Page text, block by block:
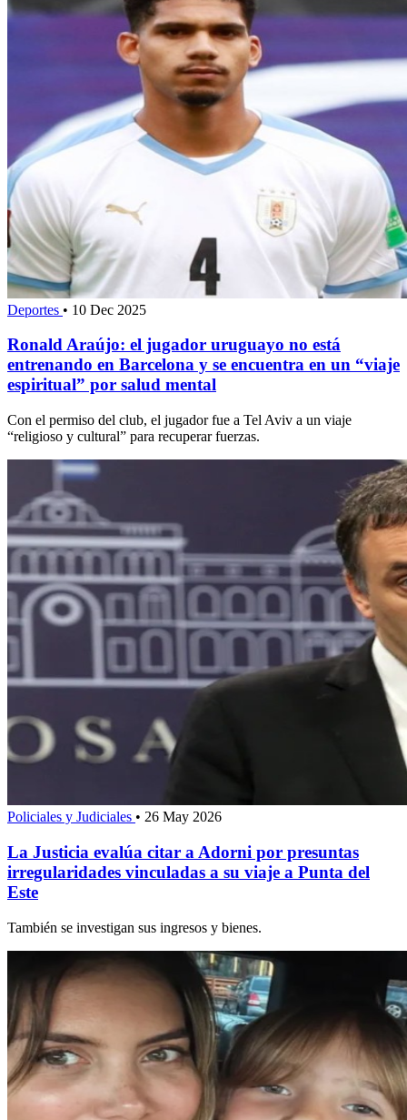
Deportes • 10 Dec 2025
Ronald Araújo: el jugador uruguayo no está
entrenando en Barcelona y se encuentra en un “viaje
espiritual” por salud mental
Con el permiso del club, el jugador fue a Tel Aviv a un viaje
“religioso y cultural” para recuperar fuerzas.
Policiales y Judiciales • 26 May 2026
La Justicia evalúa citar a Adorni por presuntas
irregularidades vinculadas a su viaje a Punta del
Este
También se investigan sus ingresos y bienes.